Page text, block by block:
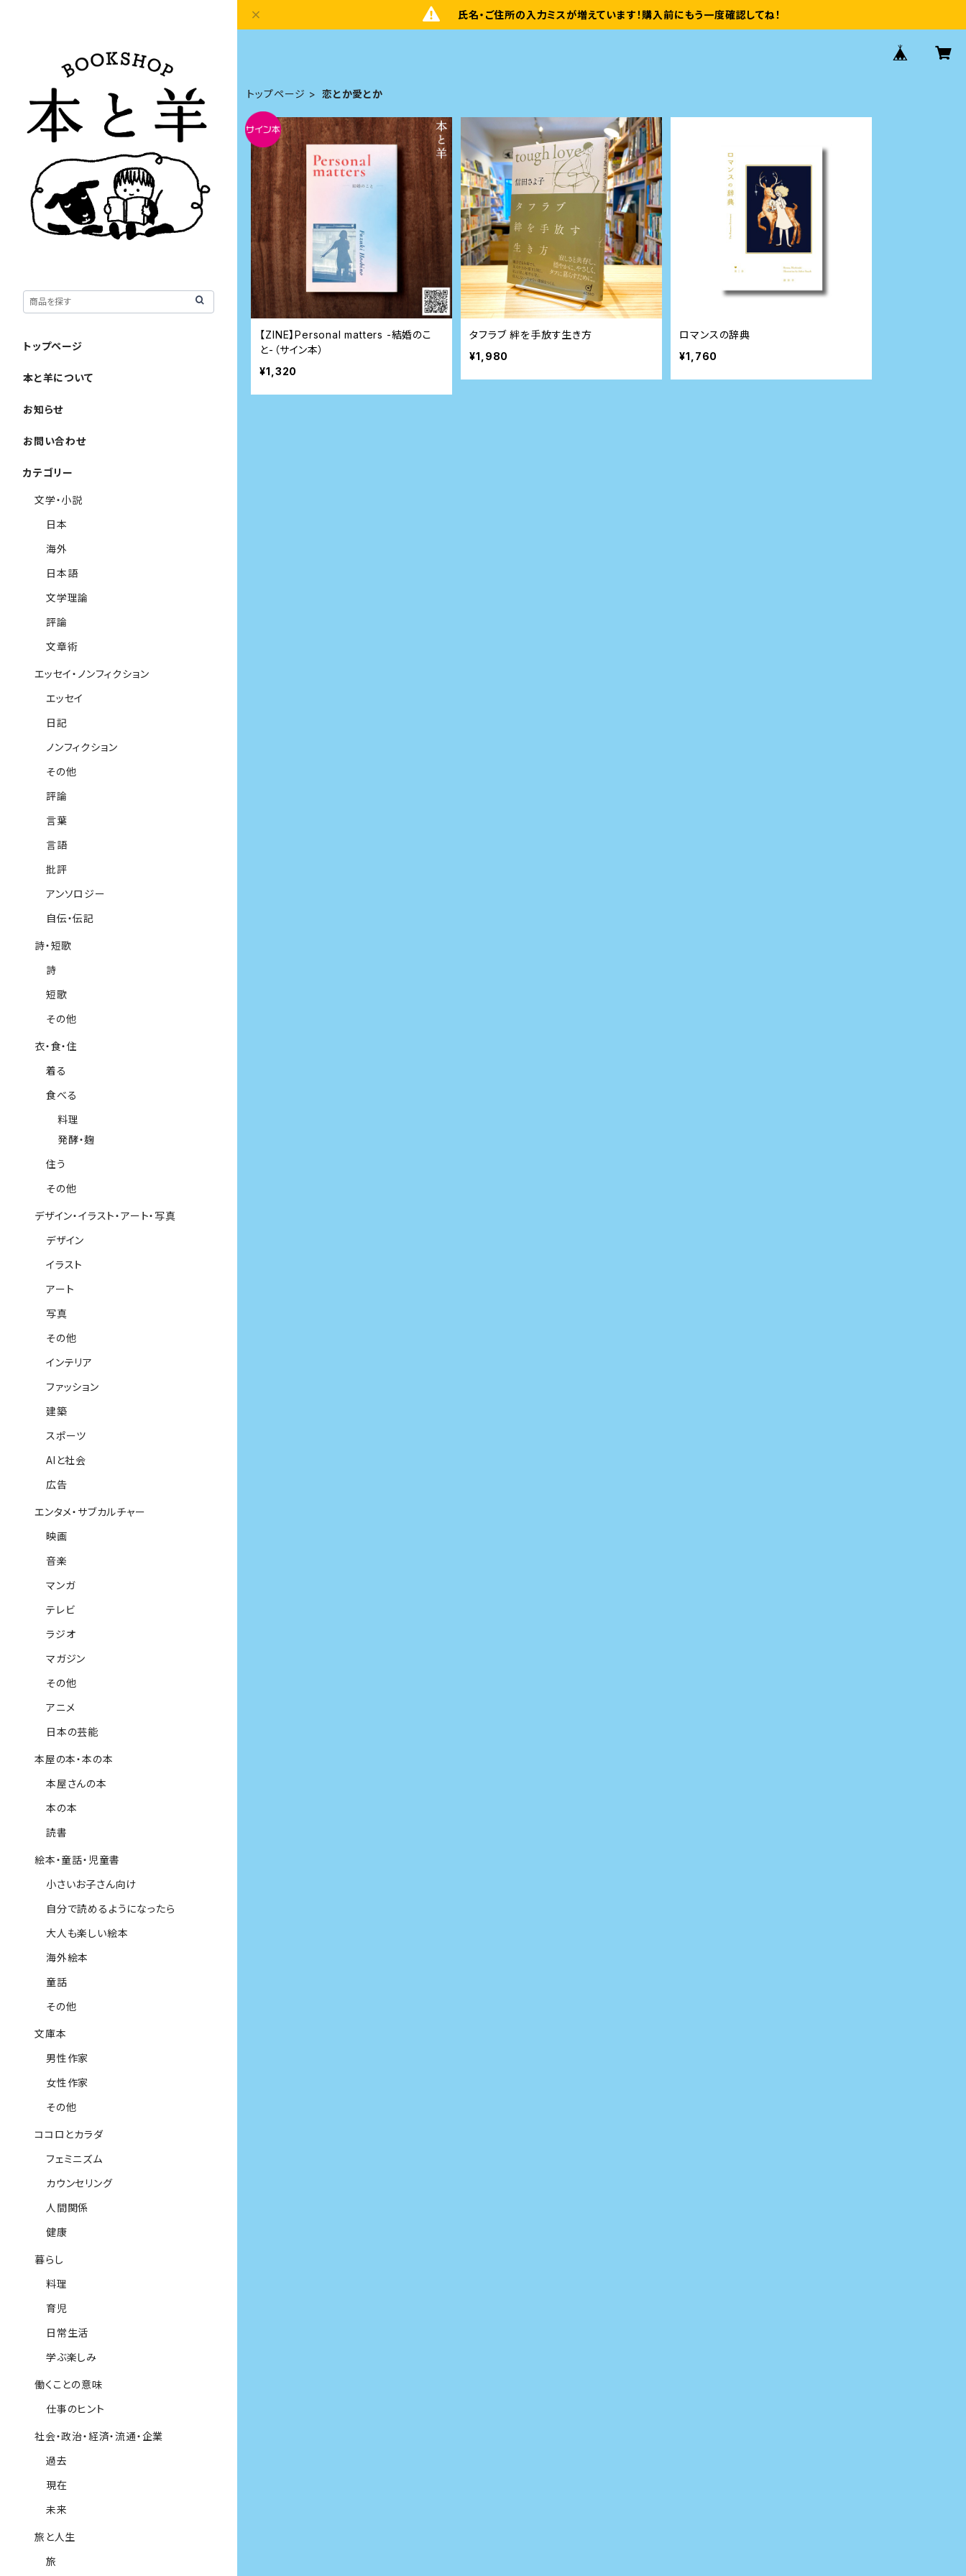
氏名・ご住所の入力ミスが増えています！購入前にもう一度確認してね！
トップページ 恋とか愛とか
【ZINE】Personal matters -結婚のこ
と-（サイン本）
¥1,320
タフラブ 絆を手放す生き方
¥1,980
ロマンスの辞典
¥1,760
トップページ
本と羊について
お知らせ
お問い合わせ
カテゴリー
文学・小説
日本
海外
日本語
文学理論
評論
文章術
エッセイ・ノンフィクション
エッセイ
日記
ノンフィクション
その他
評論
言葉
言語
批評
アンソロジー
自伝・伝記
詩・短歌
詩
短歌
その他
衣・食・住
着る
食べる
料理
発酵・麹
住う
その他
デザイン・イラスト・アート・写真
デザイン
イラスト
アート
写真
その他
インテリア
ファッション
建築
スポーツ
AIと社会
広告
エンタメ・サブカルチャー
映画
音楽
マンガ
テレビ
ラジオ
マガジン
その他
アニメ
日本の芸能
本屋の本・本の本
本屋さんの本
本の本
読書
絵本・童話・児童書
小さいお子さん向け
自分で読めるようになったら
大人も楽しい絵本
海外絵本
童話
その他
文庫本
男性作家
女性作家
その他
ココロとカラダ
フェミニズム
カウンセリング
人間関係
健康
暮らし
料理
育児
日常生活
学ぶ楽しみ
働くことの意味
仕事のヒント
社会・政治・経済・流通・企業
過去
現在
未来
旅と人生
旅